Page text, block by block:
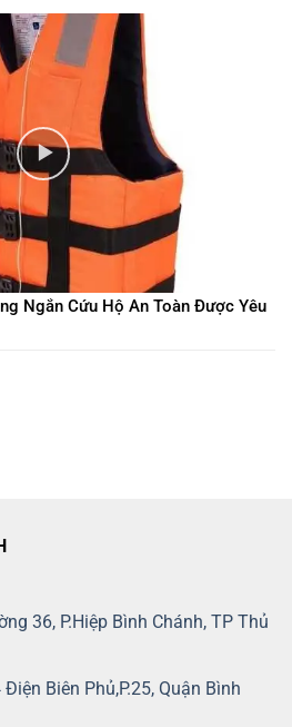
Ngắn Cứu Hộ An Toàn Được Yêu
36, P.Hiệp Bình Chánh, TP Thủ
Biên Phủ,P.25, Quận Bình